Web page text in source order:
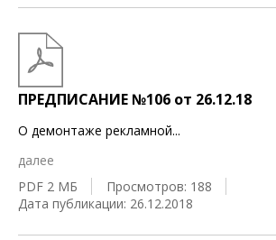
ПРЕДПИСАНИЕ №106 от 26.12.18
О демонтаже рекламной...
далее
PDF 2 МБ
Просмотров: 188
Дата публикации: 26.12.2018